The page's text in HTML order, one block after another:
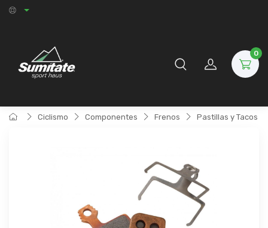
0
Ciclismo Componentes Frenos Pastillas y Tacos